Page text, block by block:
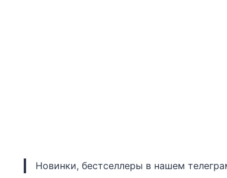
Новинки, бестселлеры в нашем